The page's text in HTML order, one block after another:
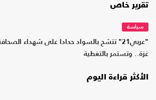
تقرير خاص
سياسة
"عربي21" تتشح بالسواد حدادا على شهداء
غزة.. وتستمر بالتغطية
الأكثر قراءة اليوم